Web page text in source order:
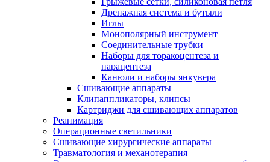
Дренажная система и бутыли
Иглы
Монополярный инструмент
Соединительные трубки
Наборы для торакоцентеза и
парацентеза
Канюли и наборы янкувера
Сшивающие аппараты
Клипаппликаторы, клипсы
Картриджи для сшивающих аппаратов
Реанимация
Операционные светильники
Сшивающие хирургические аппараты
Травматология и механотерапия